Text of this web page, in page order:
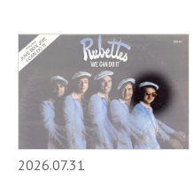
2026.07.31